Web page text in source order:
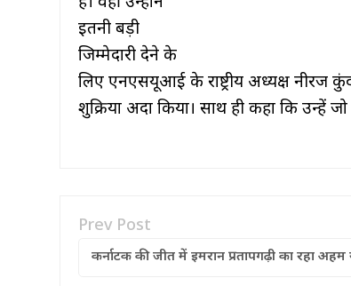
इतनी बड़ी
जिम्मेदारी देने के
लिए एनएसयूआई के राष्ट्रीय अध्यक्ष
शुक्रिया अदा किया। साथ ही कहा कि उन्हें
Prev Post
कर्नाटक की जीत में इमरान प्रतापगढ़ी का रहा अहम